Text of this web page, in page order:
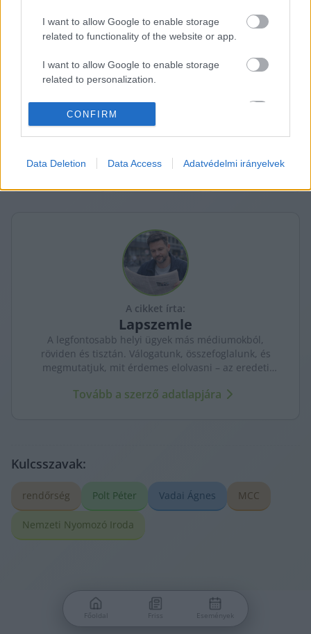
I want to allow Google to enable storage
related to functionality of the website or app.
I want to allow Google to enable storage
related to personalization.
related to security, including authentication
functionality and fraud prevention, and other
CONFIRM
Data Deletion Data Access Adatvédelmi irányelvek
magatartása következtében az alapítványnál
határozat indoklásában.
via Telex
ECSUP SHORTS
A cikket írta:
Lapszemle
A legfontosabb helyi ügyek más médiumokból,
röviden és tisztán. Válogatunk, összefoglalunk, és
megmutatjuk, mit érdemes elolvasni – az eredeti
Tovább a szerző adatlapjára
Kulcsszavak:
rendőrség Polt Péter Vadai Ágnes MCC
Nemzeti Nyomozó Iroda
Főoldal Friss Események